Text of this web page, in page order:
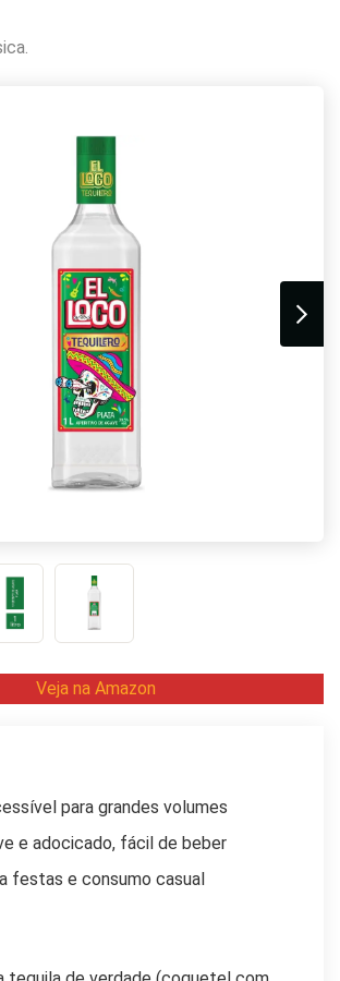
Veja na Amazon
para grandes volumes
e adocicado, fácil de beber
festas e consumo casual